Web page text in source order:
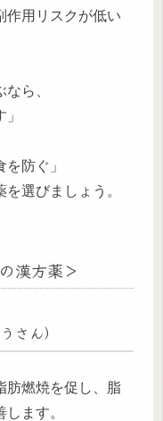
作用リスクが低い
ら、
防ぐ」
選びましょう。
漢方薬＞
さん）
肪燃焼を促し、脂
ます。